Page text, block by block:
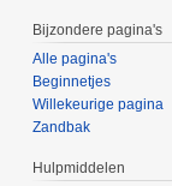
Bijzondere pagina's
Alle pagina's
Beginnetjes
Willekeurige pagina
Zandbak
Hulpmiddelen